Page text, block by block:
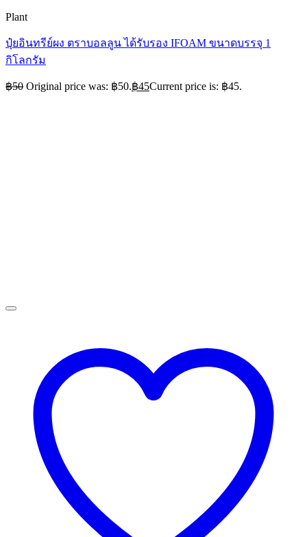
Plant
ปุ๋ยอินทรีย์ผง ตราบอลลูน ได้รับรอง IFOAM ขนาดบรรจุ 1
กิโลกรัม
฿50 Original price was: ฿50.฿45Current price is: ฿45.